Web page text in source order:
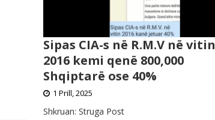
Sipas CIA-s në R.M.V në vitin
2016 kemi qenë 800,000
Shqiptarë ose 40%
1 Prill, 2025
Shkruan: Struga Post